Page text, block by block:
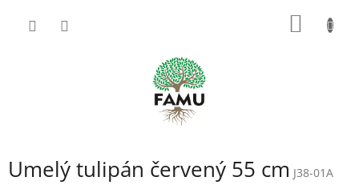
Umelý tulipán červený 55 cm J38-01A